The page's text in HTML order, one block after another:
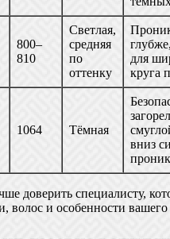
800–
810
Светлая,
средняя
по
оттенку
для
круга
1064 Тёмная
вниз
доверить специалисту,
волос и особенности вашего